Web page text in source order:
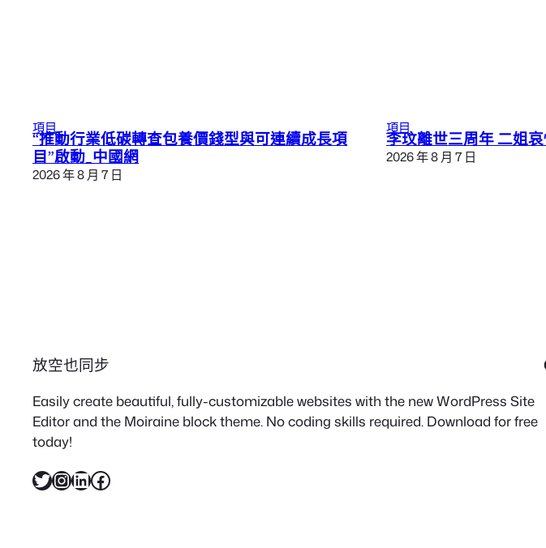
項目
“推動行業低碳轉查包養價錢型與可連續成長項
目”啟動_中國網
2026 年 8 月 7 日
項目
李玟離世三周年 二姐
2026 年 8 月 7 日
放空也同步
Easily create beautiful, fully-customizable websites with the new WordPress Site
Editor and the Moiraine block theme. No coding skills required. Download for free
today!
X InstagramLinkedIn Facebook